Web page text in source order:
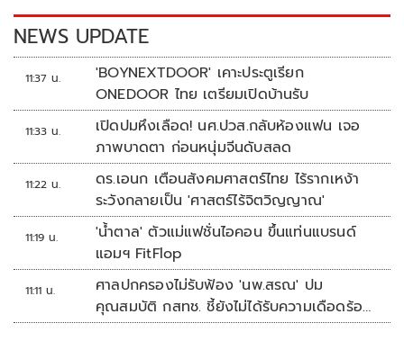
k k
NEWS UPDATE
11:37 น.
'BOYNEXTDOOR' เคาะประตูเรียก
ONEDOOR ไทย เตรียมเปิดบ้านรับ
11:33 น.
เปิดปมหึงเลือด! นศ.ปวส.กลับห้องแฟน เจอ
ภาพบาดตา ก่อนหนุ่มจีนดับสลด
11:22 น.
ดร.เอนก เตือนสังคมศาสตร์ไทย ไร้รากเหง้า
ระวังกลายเป็น 'ศาสตร์ไร้จิตวิญญาณ'
11:19 น.
'น้ำตาล' ตัวแม่แฟชั่นไอคอน ขึ้นแท่นแบรนด์
แอมฯ FitFlop
11:11 น.
ศาลปกครองไม่รับฟ้อง 'นพ.สรณ' ปม
คุณสมบัติ กสทช. ชี้ยังไม่ได้รับความเดือดร้อน
เสียหาย